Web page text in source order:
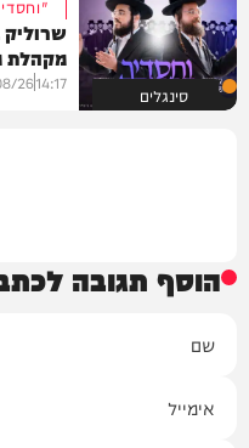
סינגלים
מקהלת
14:17
26
הוסף תגובה